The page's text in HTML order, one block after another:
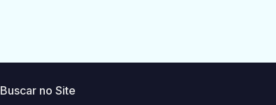
Buscar no Site